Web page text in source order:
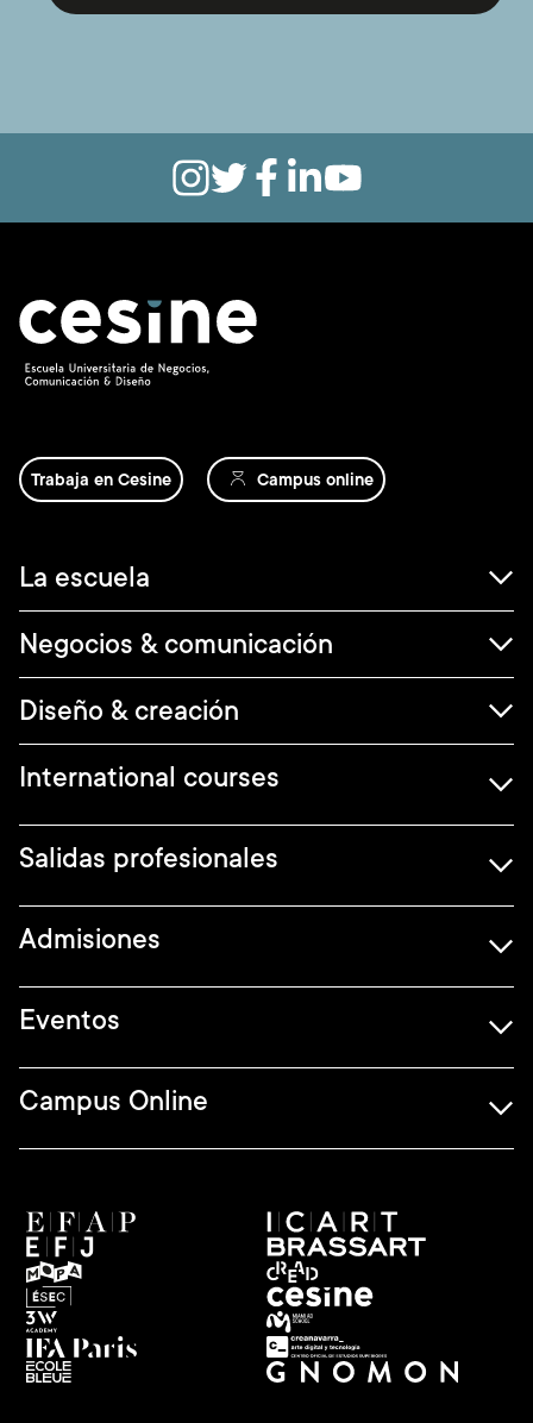
Trabaja en Cesine Campus online
Navegación
principal
La escuela
Negocios & comunicación
Diseño & creación
International courses
Salidas profesionales
Admisiones
Eventos
Campus Online